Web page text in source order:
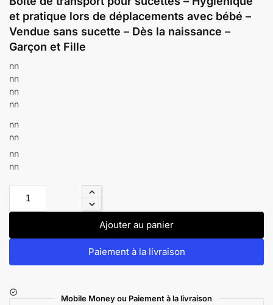
et pratique lors de déplacements avec bébé –
Vendue sans sucette – Dès la naissance –
Garçon et Fille
nn
nn
nn
nn
nn
nn
nn
nn
Ajouter au panier
Paiement à la livraison
Mobile Money ou Paiement à la livraison